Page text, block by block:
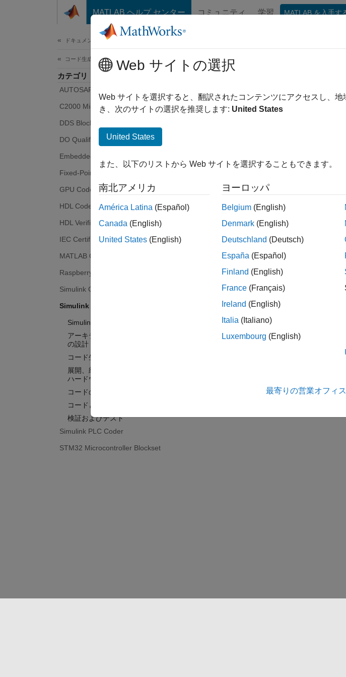
コンテンツへスキップ
MATLAB ヘルプ センター コミュニティ 学習 MATLAB を入手す
ドキュメンテーションのホーム
コード生成
カテゴリ
AUTOSAR Blockset
C2000 Microcontroller Blockset
DDS Blockset
DO Qualification Kit
Embedded Coder
Fixed-Point Designer
GPU Coder
HDL Coder
HDL Verifier
IEC Certification Kit
MATLAB Coder
Raspberry Pi Blockset
Simulink Code Inspector
Simulink Coder
Simulink Coder 入門
アーキテクチャとコンポーネント
の設計
コード生成
展開、統合、サポートされている
ハードウェア
コードの効率性
コードとツールのカスタマイズ
検証およびテスト
Simulink PLC Coder
STM32 Microcontroller Blockset
Web サイトの選択
Web サイトを選択すると、翻訳されたコンテンツにアクセスし、
き、次のサイトの選択を推奨します: United States
United States
また、以下のリストから Web サイトを選択することもできます。
南北アメリカ
América Latina (Español)
Canada (English)
United States (English)
ヨーロッパ
Belgium (English)
Denmark (English)
Deutschland (Deutsch)
España (Español)
Finland (English)
France (Français)
Ireland (English)
Italia (Italiano)
Luxembourg (English)
最寄りの営業オフィ